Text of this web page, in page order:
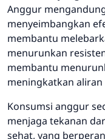
Anggur
menyeimbangkan
membantu
menurunkan
membantu
meningkatkan
Konsumsi anggur
menjaga tekanan
sehat, yang